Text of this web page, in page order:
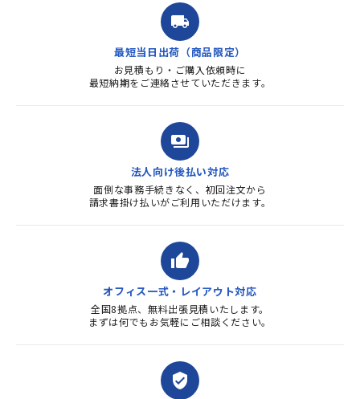
ました。商品到着も早く、品
質・使いやすさで満足していま
す。また、リピートするときは
よろしくお...
local_shipping
最短当日出荷（商品限定）
お見積もり・ご購入依頼時に
最短納期をご連絡させていただきます。
payments
法人向け後払い対応
面倒な事務手続きなく、初回注文から
請求書掛け払いがご利用いただけます。
thumb_up
オフィス一式・レイアウト対応
全国8拠点、無料出張見積いたします。
まずは何でもお気軽にご相談ください。
verified_user